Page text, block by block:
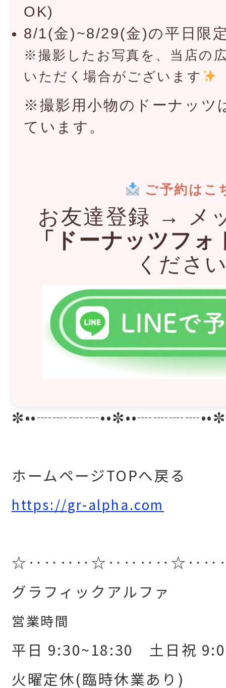
OK)
8/1(金)~8/29(金)の平日限
※撮影したお写真を、当店の
いただく場合がございます
※撮影用小物のドーナッツ
ています。
ご予約はこ
お友達登録 → メ
「ドーナッツフォ
くださ
✼••┈┈┈┈••✼••┈┈┈┈••✼
ホームページTOPへ戻る
https://gr-alpha.com
グラフィックアルファ
営業時間
平日 9:30~18:30 土日祝
火曜定休(臨時休業あり)